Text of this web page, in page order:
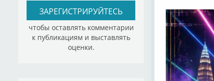
ЗАРЕГИСТРИРУЙТЕСЬ
чтобы оставлять комментарии
к публикациям и выставлять
оценки.